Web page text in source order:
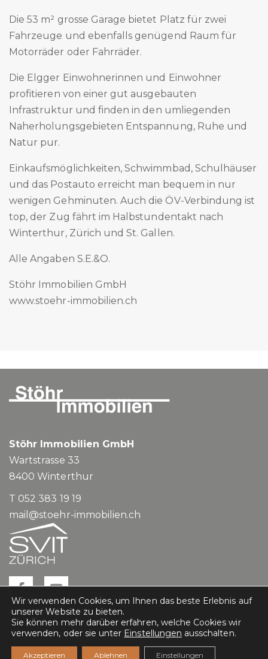
Die 53 m² grosse Garage bietet Platz für zwei
Fahrzeuge und ebenfalls genügend Raum für
Motorräder oder Fahrräder.
Die Elgger Einwohnerinnen und Einwohner
profitieren von einer gut ausgebauten
Infrastruktur und finden in den umliegenden
Naherholungsgebieten Entspannung, Ruhe und
Natur pur.
Einkaufsmöglichkeiten, Schwimmbad, Schulhäuser
und das Postauto erreicht man bequem in nur
wenigen Gehminuten. Auch die ÖV-Verbindung ist
top, der Zug fährt im Halbstundentakt nach
Winterthur, Zürich und St. Gallen.
Alle Angaben S.E.&O.
Stöhr Immobilien GmbH
www.stoehr-immobilien.ch
Stöhr Immobilien GmbH
Wartstrasse 33
8400Winterthur
T 052 383 19 19
mail@stoehr-immobilien.ch
Impressum
Datenschutz
Wir verwenden Cookies, um Ihnen das beste Erlebnis auf
unserer Website zu bieten.
Sie können mehr darüber erfahren, welche Cookies wir
verwenden, oder sie unter Einstellungen ausschalten.
Akzeptieren Ablehnen Einstellungen